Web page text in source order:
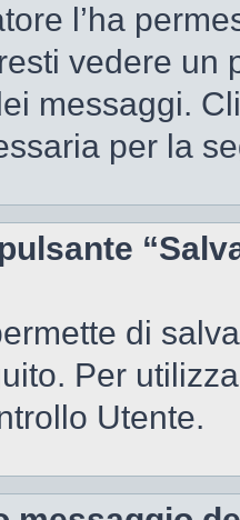
l’ha
vedere un
messaggi.
per la
di
Per
Utente.